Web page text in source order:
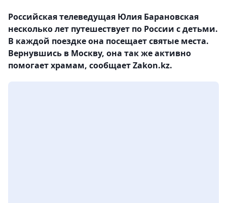
Российская телеведущая Юлия Барановская
несколько лет путешествует по России с детьми.
В каждой поездке она посещает святые места.
Вернувшись в Москву, она так же активно
помогает храмам, сообщает Zakon.kz.